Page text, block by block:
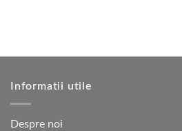
Informatii utile
Despre noi